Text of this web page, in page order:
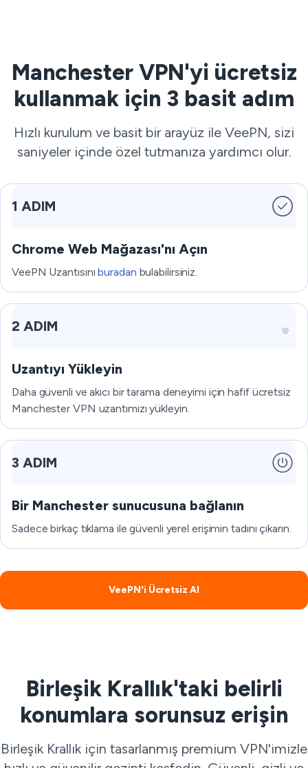
Manchester VPN'yi ücretsiz
kullanmak için 3 basit adım
Hızlı kurulum ve basit bir arayüz ile VeePN, sizi
saniyeler içinde özel tutmanıza yardımcı olur.
1 ADIM
Chrome Web Mağazası'nı Açın
VeePN Uzantısınıburadan bulabilirsiniz.
2 ADIM
Uzantıyı Yükleyin
Daha güvenli ve akıcı bir tarama deneyimi için hafif ücretsiz
Manchester VPN uzantımızı yükleyin.
3 ADIM
Bir Manchester sunucusuna bağlanın
Sadece birkaç tıklama ile güvenli yerel erişimin tadını çıkarın.
VeePN'i Ücretsiz Al
Birleşik Krallık'taki belirli
konumlara sorunsuz erişin
Birleşik Krallık için tasarlanmış premium VPN'imizle